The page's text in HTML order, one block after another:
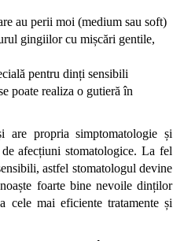
au perii moi (medium sau soft)
gingiilor cu mișcări gentile,
pentru dinți sensibili
poate realiza o gutieră în
are propria simptomatologie și
afecțiuni stomatologice. La fel
astfel stomatologul devine
foarte bine nevoile dinților
cele mai eficiente tratamente și